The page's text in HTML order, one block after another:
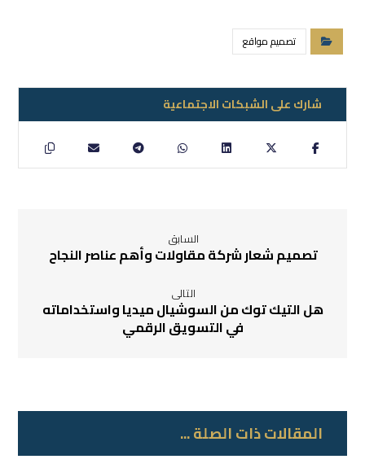
تصميم مواقع
السابق
تصميم شعار شركة مقاولات وأهم عناصر النجاح
التالى
هل التيك توك من السوشيال ميديا واستخداماته
في التسويق الرقمي
المقالات ذات الصلة ...